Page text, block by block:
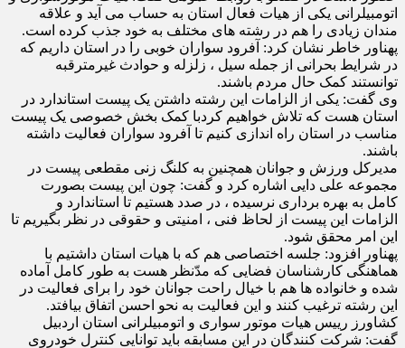
اتومبیلرانی یکی از هیات فعال استان به حساب می آید و علاقه
مندان زیادی را هم در رشته های مختلف به خود جذب کرده است.
پهناور خاطر نشان کرد: آفرود سواران خوبی را در استان داریم که
در شرایط بحرانی از جمله سیل ، زلزله و حوادث غیرمترقبه
توانستند کمک حال مردم باشند.
وی گفت: یکی از الزامات این رشته داشتن یک پیست استاندارد در
استان هست که تلاش خواهیم کردبا کمک بخش خصوصی یک پیست
مناسب در استان راه اندازی کنیم تا آفرود سواران فعالیت داشته
باشند.
مدیرکل ورزش و جوانان همچنین به کلنگ زنی مقطعی پیست در
مجموعه علی دایی اشاره کرد و گفت: چون این پیست بصورت
کامل به بهره برداری نرسیده ، در صدد هستیم تا استاندارد و
الزامات این پیست از لحاظ فنی ، امنیتی و حقوقی در نظر بگیریم تا
این امر محقق شود.
پهناور افزود: جلسه اختصاصی هم که با هیات استان داشتیم با
هماهنگی کارشناسان فضایی که مدّنظر هست به طور کامل آماده
شده و خانواده ها هم با خیال راحت جوانان خود را برای فعالیت در
این رشته ترغیب کنند و این فعالیت به نحو احسن اتفاق بیافتد.
کشاورز رییس هیات موتور سواری و اتومبیلرانی استان اردبیل
گفت: شرکت کنندگان در این مسابقه باید توانایی کنترل خودروی